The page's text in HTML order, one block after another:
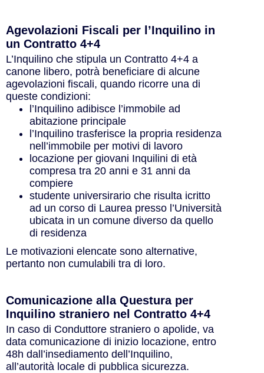
Agevolazioni Fiscali per l’Inquilino in
un Contratto 4+4
L’Inquilino che stipula un Contratto 4+4 a
canone libero, potrà beneficiare di alcune
agevolazioni fiscali, quando ricorre una di
queste condizioni:
l’Inquilino adibisce l’immobile ad
abitazione principale
l’Inquilino trasferisce la propria residenza
nell’immobile per motivi di lavoro
locazione per giovani Inquilini di età
compresa tra 20 anni e 31 anni da
compiere
studente universirario che risulta icritto
ad un corso di Laurea presso l’Università
ubicata in un comune diverso da quello
di residenza
Le motivazioni elencate sono alternative,
pertanto non cumulabili tra di loro.
Comunicazione alla Questura per
Inquilino straniero nel Contratto 4+4
In caso di Conduttore straniero o apolide, va
data comunicazione di inizio locazione, entro
48h dall’insediamento dell’Inquilino,
all’autorità locale di pubblica sicurezza.